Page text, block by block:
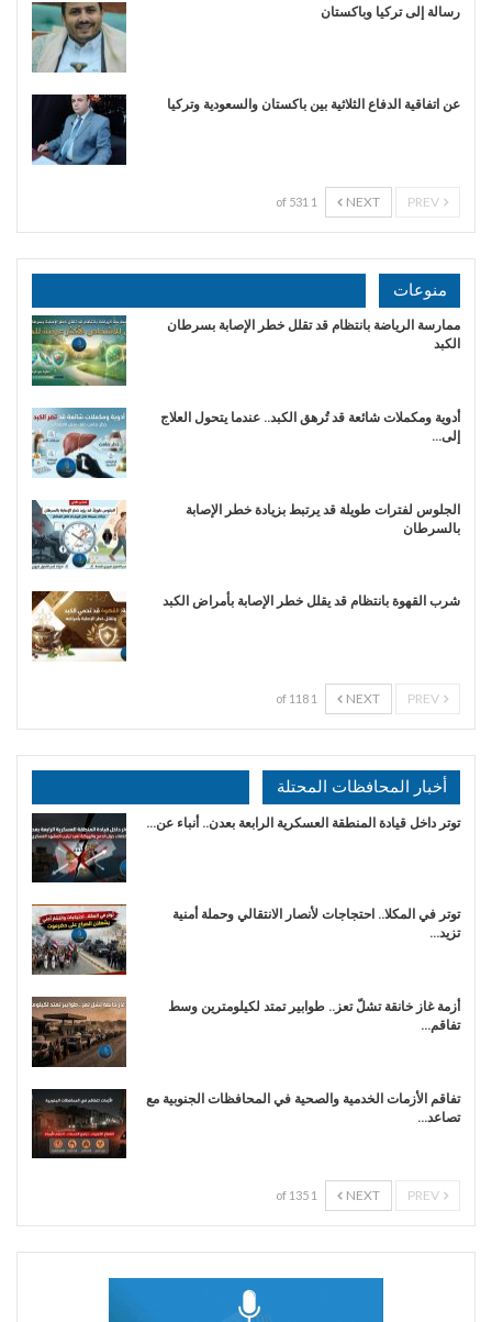
رسالة إلى تركيا وباكستان
عن اتفاقية الدفاع الثلاثية بين باكستان والسعودية وتركيا
NEXT
1 of 531
منوعات
ممارسة الرياضة بانتظام قد تقلل خطر الإصابة بسرطان
الكبد
أدوية ومكملات شائعة قد تُرهق الكبد.. عندما يتحول العلاج
إلى…
الجلوس لفترات طويلة قد يرتبط بزيادة خطر الإصابة
بالسرطان
شرب القهوة بانتظام قد يقلل خطر الإصابة بأمراض الكبد
NEXT
1 of 118
أخبار المحافظات المحتلة
توتر داخل قيادة المنطقة العسكرية الرابعة بعدن.. أنباء عن…
توتر في المكلا.. احتجاجات لأنصار الانتقالي وحملة أمنية
تزيد…
أزمة غاز خانقة تشلّ تعز.. طوابير تمتد لكيلومترين وسط
تفاقم…
تفاقم الأزمات الخدمية والصحية في المحافظات الجنوبية مع
تصاعد…
NEXT
1 of 135